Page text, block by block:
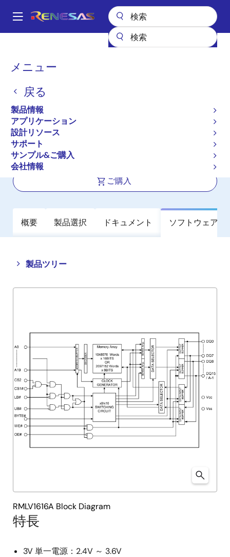
ン
Main
メニュー
戻る
製品情報
アプリケーション
設計リソース
サポート
サンプル&ご購入
会社情報
パ
く
ず
SRAM
低消費電力SRAM
RMLV1616A
アクティブ
16Mb 低消費電力SRAM (1M word ×
16bit / 2M word x 8bit)
ご購入
概要 製品選択 ドキュメント ソフトウェア／
製品ツリー
Close
tree
Open
tree
特長
3V 単一電源：2.4V ～ 3.6V
RMLV1616A Block Diagram